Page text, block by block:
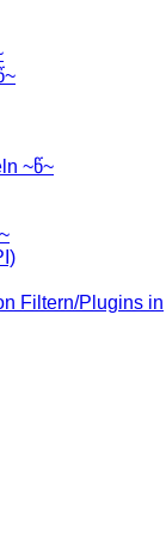
~წ~
Filtern/Plugins in